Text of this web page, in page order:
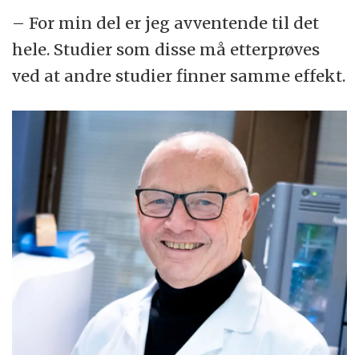
– For min del er jeg avventende til det
hele. Studier som disse må etterprøves
ved at andre studier finner samme effekt.